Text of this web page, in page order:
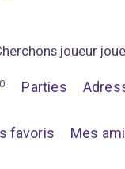
joueur
0 Parties
favoris Mes